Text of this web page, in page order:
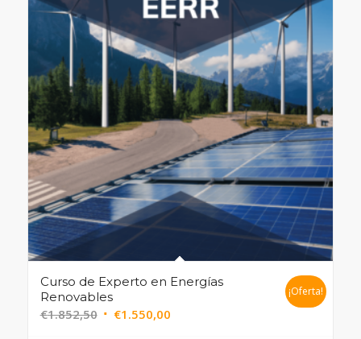
Curso de Experto en Energías
Renovables
€1.852,50 €1.550,00
¡Oferta!